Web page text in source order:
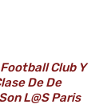
Club Y
De De
L@s Paris